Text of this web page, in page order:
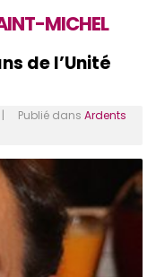
MICHEL
de l’Unité
Publié dans Ardents